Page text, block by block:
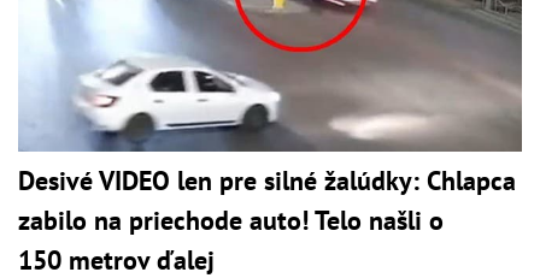
Desivé VIDEO len pre silné žalúdky: Chlapca
zabilo na priechode auto! Telo našli o
150 metrov ďalej